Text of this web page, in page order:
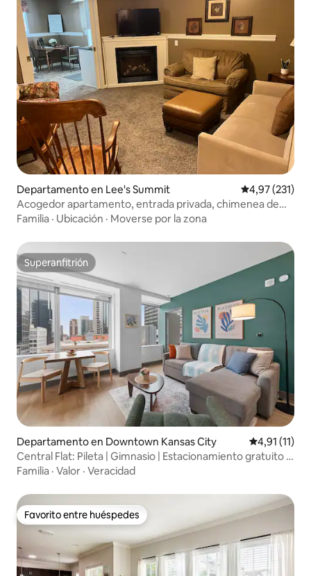
Departamento en Lee's Summit Calificación
4,97 (231)
Acogedor apartamento, entrada privada, chimenea de
gas.
Familia · Ubicación · Moverse por la zona
Superanfitrión
Superanfitrión
Departamento en Downtown Kansas City Calificación
4,91 (11)
Central Flat: Pileta | Gimnasio | Estacionamiento gratuito |
Centro de la ciudad
Familia · Valor · Veracidad
Favorito entre huéspedes
Favorito entre huéspedes